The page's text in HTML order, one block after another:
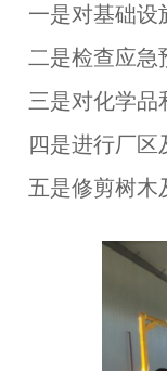
一是对基础设
二是检查应急
三是对化学品
四是进行厂区
五是修剪树木